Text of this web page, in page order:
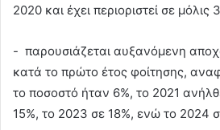
2020 και έχει περιοριστεί σε μόλις
- παρουσιάζεται αυξανόμενη
κατά το πρώτο έτος φοίτησης,
το ποσοστό ήταν 6%, το 2021
15%, το 2023 σε 18%, ενώ το 2024